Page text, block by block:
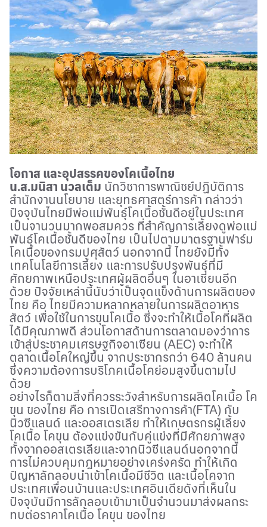
โอกาส และอุปสรรคของโคเนื้อไทย
น.ส.มนิสา นวลเต็ม นักวิชาการพาณิชย์ปฏิบัติการ
สำนักงานนโยบาย และยุทธศาสตร์การค้า กล่าวว่า
ปัจจุบันไทยมีพ่อแม่พันธุ์โคเนื้อชั้นดีอยู่ในประเทศ
เป็นจานวนมากพอสมควร ที่สำคัญการเลี้ยงดูพ่อแม่
พันธุ์โคเนื้อชั้นดีของไทย เป็นไปตามมาตรฐานฟาร์ม
โคเนื้อของกรมปศุสัตว์ นอกจากนี้ ไทยยังมีทั้ง
เทคโนโลยีการเลี้ยง และการปรับปรุงพันธุ์ที่มี
ศักยภาพเหนือประเทศผู้ผลิตอื่นๆ ในอาเซียนอีก
ด้วย ปัจจัยเหล่านี้นับว่าเป็นจุดแข็งด้านการผลิตของ
ไทย คือ ไทยมีความหลากหลายในการผลิตอาหาร
สัตว์ เพื่อใช้ในการขุนโคเนื้อ ซึ่งจะทำให้เนื้อโคที่ผลิต
ได้มีคุณภาพดี ส่วนโอกาสด้านการตลาดมองว่าการ
เข้าสู่ประชาคมเศรษฐกิจอาเซียน (AEC) จะทำให้
ตลาดเนื้อโคใหญ่ขึ้น จากประชากรกว่า 640 ล้านคน
ซึ่งความต้องการบริโภคเนื้อโคย่อมสูงขึ้นตามไป
ด้วย
อย่างไรก็ตามสิ่งที่ควรระวังสำหรับการผลิตโคเนื้อ โค
ขุน ของไทย คือ การเปิดเสรีทางการค้า(FTA) กับ
นิวซีแลนด์ และออสเตรเลีย ทำให้เกษตรกรผู้เลี้ยง
โคเนื้อ โคขุน ต้องแข่งขันกับคู่แข่งที่มีศักยภาพสูง
ทั้งจากออสเตรเลียและจากนิวซีแลนด์นอกจากนี้
การไม่ควบคุมกฎหมายอย่างเคร่งครัด ทำให้เกิด
ปัญหาลักลอบนำเข้าโคเนื้อมีชีวิต และเนื้อโคจาก
ประเทศเพื่อนบ้านและประเทศอินเดียดังที่เห็นใน
ปัจจุบันมีการลักลอบเข้ามาเป็นจำนวนมาส่งผลกระ
ทบต่อราคาโคเนื้อ โคขุน ของไทย